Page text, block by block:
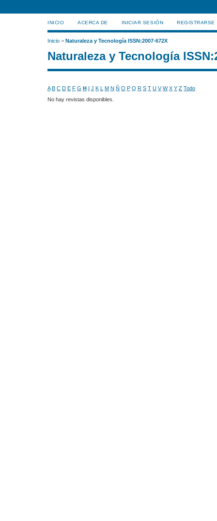
INICIO ACERCA DE INICIAR SESIÓN REGISTRARSE
Inicio > Naturaleza y Tecnología ISSN:2007-672X
Naturaleza y Tecnología
A B C D E F G H I J K L M N Ñ O P Q R S T U V W X Y Z Todo
No hay revistas disponibles.